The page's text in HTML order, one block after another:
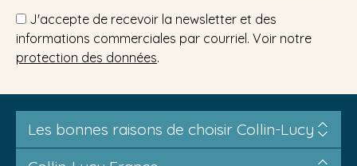
J'accepte de recevoir la newsletter et des
informations commerciales par courriel. Voir notre
protection des données.
Les bonnes raisons de choisir Collin-Lucy